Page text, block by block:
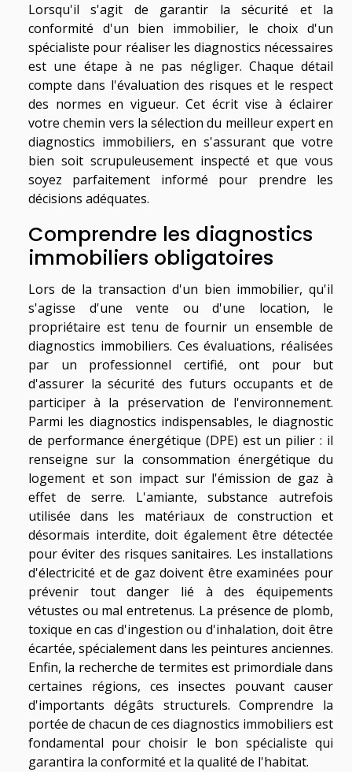
Lorsqu'il s'agit de garantir la sécurité et la
conformité d'un bien immobilier, le choix d'un
spécialiste pour réaliser les diagnostics nécessaires
est une étape à ne pas négliger. Chaque détail
compte dans l'évaluation des risques et le respect
des normes en vigueur. Cet écrit vise à éclairer
votre chemin vers la sélection du meilleur expert en
diagnostics immobiliers, en s'assurant que votre
bien soit scrupuleusement inspecté et que vous
soyez parfaitement informé pour prendre les
décisions adéquates.
Comprendre les diagnostics
immobiliers obligatoires
Lors de la transaction d'un bien immobilier, qu'il
s'agisse d'une vente ou d'une location, le
propriétaire est tenu de fournir un ensemble de
diagnostics immobiliers. Ces évaluations, réalisées
par un professionnel certifié, ont pour but
d'assurer la sécurité des futurs occupants et de
participer à la préservation de l'environnement.
Parmi les diagnostics indispensables, le diagnostic
de performance énergétique (DPE) est un pilier : il
renseigne sur la consommation énergétique du
logement et son impact sur l'émission de gaz à
effet de serre. L'amiante, substance autrefois
utilisée dans les matériaux de construction et
désormais interdite, doit également être détectée
pour éviter des risques sanitaires. Les installations
d'électricité et de gaz doivent être examinées pour
prévenir tout danger lié à des équipements
vétustes ou mal entretenus. La présence de plomb,
toxique en cas d'ingestion ou d'inhalation, doit être
écartée, spécialement dans les peintures anciennes.
Enfin, la recherche de termites est primordiale dans
certaines régions, ces insectes pouvant causer
d'importants dégâts structurels. Comprendre la
portée de chacun de ces diagnostics immobiliers est
fondamental pour choisir le bon spécialiste qui
garantira la conformité et la qualité de l'habitat.